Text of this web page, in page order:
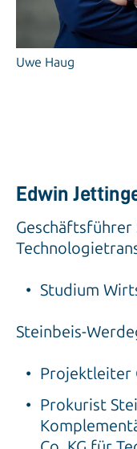
Uwe Haug
Edwin
Geschäftsführer
Studium
Steinbeis-
Projektleiter
Prokurist